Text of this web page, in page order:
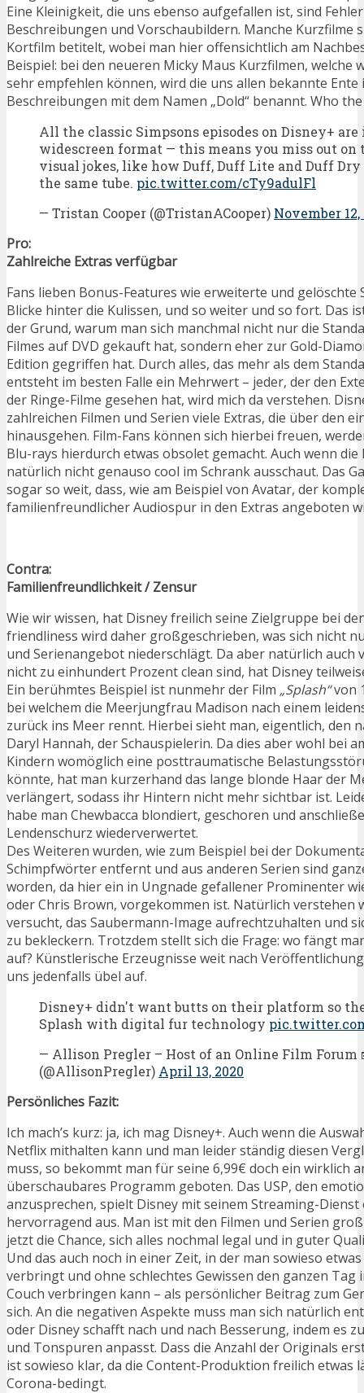
Eine Kleinigkeit, die uns ebenso aufgefallen ist, sind
Beschreibungen und Vorschaubildern. Manche Kurzfilme
Kortfilm betitelt, wobei man hier offensichtlich am
Beispiel: bei den neueren Micky Maus Kurzfilmen, welche
sehr empfehlen können, wird die uns allen bekannte Ente
Beschreibungen mit dem Namen „Dold“ benannt. Who
All the classic Simpsons episodes on Disney+ are
widescreen format — this means you miss out on
visual jokes, like how Duff, Duff Lite and Duff
the same tube. pic.twitter.com/cTy9adulFl
— Tristan Cooper (@TristanACooper) November 12,
Pro:
Zahlreiche Extras verfügbar
Fans lieben Bonus-Features wie erweiterte und gelöschte
Blicke hinter die Kulissen, und so weiter und so fort. Das
der Grund, warum man sich manchmal nicht nur die
Filmes auf DVD gekauft hat, sondern eher zur Gold-
Edition gegriffen hat. Durch alles, das mehr als dem
entsteht im besten Falle ein Mehrwert – jeder, der den
der Ringe-Filme gesehen hat, wird mich da verstehen.
zahlreichen Filmen und Serien viele Extras, die über den
hinausgehen. Film-Fans können sich hierbei freuen,
Blu-rays hierdurch etwas obsolet gemacht. Auch wenn die
natürlich nicht genauso cool im Schrank ausschaut. Das
sogar so weit, dass, wie am Beispiel von Avatar, der
familienfreundlicher Audiospur in den Extras angeboten
Contra:
Familienfreundlichkeit / Zensur
Wie wir wissen, hat Disney freilich seine Zielgruppe bei
friendliness wird daher großgeschrieben, was sich nicht
und Serienangebot niederschlägt. Da aber natürlich auch
nicht zu einhundert Prozent clean sind, hat Disney
Ein berühmtes Beispiel ist nunmehr der Film „Splash“von
bei welchem die Meerjungfrau Madison nach einem
zurück ins Meer rennt. Hierbei sieht man, eigentlich, den
Daryl Hannah, der Schauspielerin. Da dies aber wohl bei
Kindern womöglich eine posttraumatische
könnte, hat man kurzerhand das lange blonde Haar der
verlängert, sodass ihr Hintern nicht mehr sichtbar ist.
habe man Chewbacca blondiert, geschoren und
Lendenschurz wiederverwertet.
Des Weiteren wurden, wie zum Beispiel bei der
Schimpfwörter entfernt und aus anderen Serien sind
worden, da hier ein in Ungnade gefallener Prominenter
oder Chris Brown, vorgekommen ist. Natürlich verstehen
versucht, das Saubermann-Image aufrechtzuhalten und
zu bekleckern. Trotzdem stellt sich die Frage: wo fängt
auf? Künstlerische Erzeugnisse weit nach
uns jedenfalls übel auf.
Disney+ didn't want butts on their platform so
Splash with digital fur technology
— Allison Pregler – Host of an Online Film Forum
(@AllisonPregler) April 13, 2020
Persönliches Fazit:
Ich mach’s kurz: ja, ich mag Disney+. Auch wenn die
Netflix mithalten kann und man leider ständig diesen
muss, so bekommt man für seine 6,99€ doch ein wirklich
überschaubares Programm geboten. Das USP, den
anzusprechen, spielt Disney mit seinem Streaming-Dienst
hervorragend aus. Man ist mit den Filmen und Serien
jetzt die Chance, sich alles nochmal legal und in guter
Und das auch noch in einer Zeit, in der man sowieso
verbringt und ohne schlechtes Gewissen den ganzen Tag
Couch verbringen kann – als persönlicher Beitrag zum
sich. An die negativen Aspekte muss man sich natürlich
oder Disney schafft nach und nach Besserung, indem es
und Tonspuren anpasst. Dass die Anzahl der Originals
ist sowieso klar, da die Content-Produktion freilich etwas
Corona-bedingt.